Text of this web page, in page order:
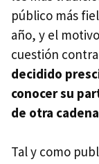
público más
año, y el
cuestión
decidido
conocer su
de otra cadena
Tal y como